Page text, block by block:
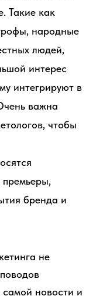
Такие как
народные
людей,
интерес
интегрируют в
важна
чтобы
премьеры,
бренда и
не
новости и